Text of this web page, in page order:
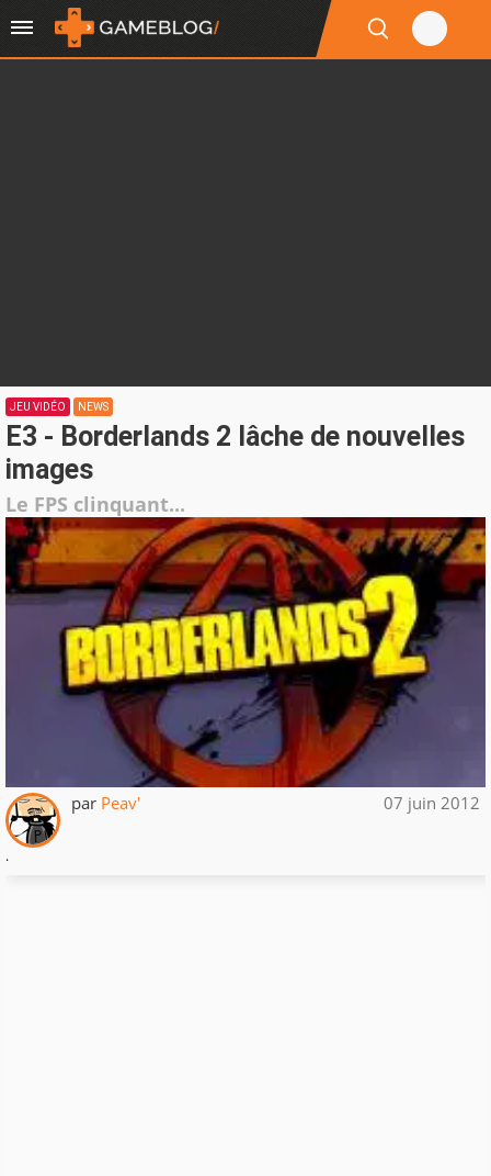
JEU VIDÉO NEWS
E3 - Borderlands 2 lâche de nouvelles
images
Le FPS clinquant...
par Peav' 07 juin 2012
.